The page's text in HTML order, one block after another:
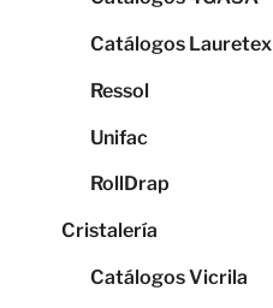
Catálogos Lauretex
Ressol
Unifac
RollDrap
Cristalería
Catálogos Vicrila